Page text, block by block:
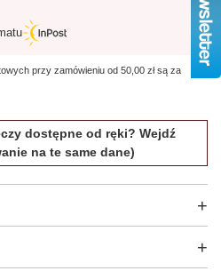
przy zamówieniu od 50,00 złsą za
dostępne od ręki? Wejdź
na te same dane)